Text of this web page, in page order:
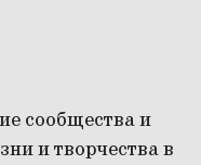
сообщества и
и творчества в